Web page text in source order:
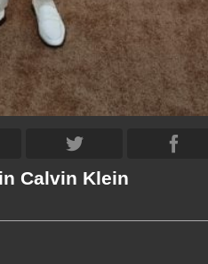
Calvin Klein